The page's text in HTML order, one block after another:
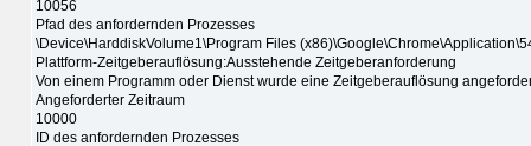
10056
Pfad des anfordernden Prozesses
\Device\HarddiskVolume1\Program Files
Plattform-Zeitgeberauflösung:Ausstehende Zeitgeberanforderung
Von einem Programm oder Dienst wurde eine Zeitgeberauflösung
Angeforderter Zeitraum
10000
ID des anfordernden Prozesses